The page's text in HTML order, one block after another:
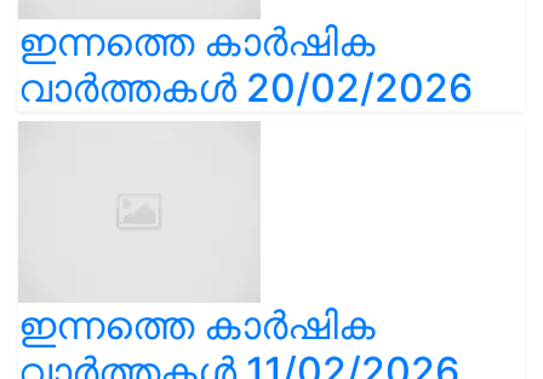
ഇന്നത്തെ കാർഷിക
വാർത്തകൾ 20/02/2026
ഇന്നത്തെ കാർഷിക